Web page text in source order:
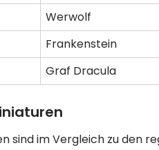
Werwolf
Frankenstein
Graf Dracula
sind im Vergleich zu den